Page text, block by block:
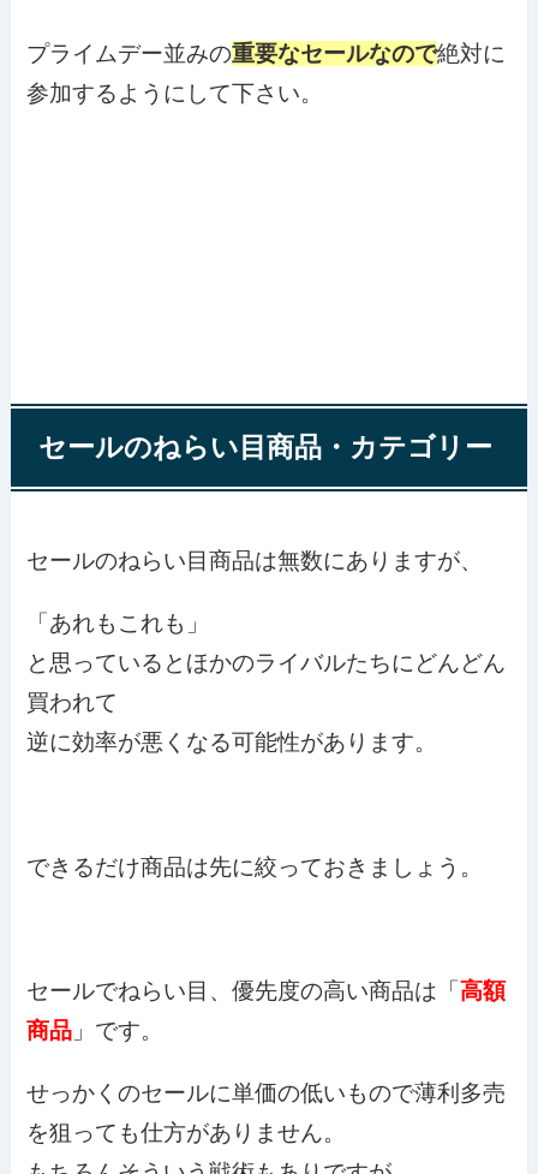
プライムデー並みの重要なセールなので絶対に
参加するようにして下さい。
セールのねらい目商品・カテゴリー
セールのねらい目商品は無数にありますが、
「あれもこれも」
と思っているとほかのライバルたちにどんどん
買われて
逆に効率が悪くなる可能性があります。
できるだけ商品は先に絞っておきましょう。
セールでねらい目、優先度の高い商品は「高額
商品 」です。
せっかくのセールに単価の低いもので薄利多売
を狙っても仕方がありません。